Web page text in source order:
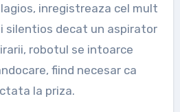
inregistreaza cel mult
silentios decat un aspirator
robotul se intoarce
fiind necesar ca
la priza.